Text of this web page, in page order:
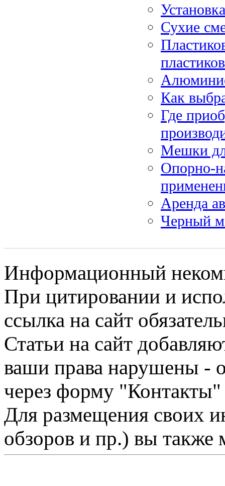
Сухие
Как
Где
Мешки
Опорно-
Аренда
Черный
Информационный
При цитировании и
ссылка на сайт
Статьи на сайт
ваши права нарушены -
через форму "Контакты"
Для размещения своих
обзоров и пр.) вы также